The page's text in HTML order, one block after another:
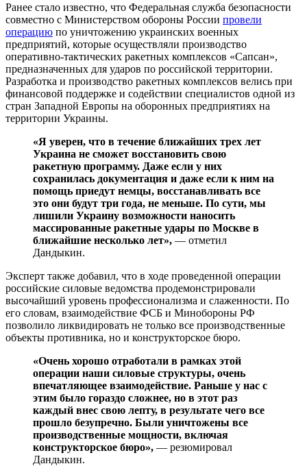
Ранее стало известно, что Федеральная служба безопасности
совместно с Министерством обороны России провели
операцию по уничтожению украинских военных
предприятий, которые осуществляли производство
оперативно-тактических ракетных комплексов «Сапсан»,
предназначенных для ударов по российской территории.
Разработка и производство ракетных комплексов велись при
финансовой поддержке и содействии специалистов одной из
стран Западной Европы на оборонных предприятиях на
территории Украины.
«Я уверен, что в течение ближайших трех лет
Украина не сможет восстановить свою
ракетную программу. Даже если у них
сохранилась документация и даже если к ним на
помощь приедут немцы, восстанавливать все
это они будут три года, не меньше. По сути, мы
лишили Украину возможности наносить
массированные ракетные удары по Москве в
ближайшие несколько лет», — отметил
Дандыкин.
Эксперт также добавил, что в ходе проведенной операции
российские силовые ведомства продемонстрировали
высочайший уровень профессионализма и слаженности. По
его словам, взаимодействие ФСБ и Минобороны РФ
позволило ликвидировать не только все производственные
объекты противника, но и конструкторское бюро.
«Очень хорошо отработали в рамках этой
операции наши силовые структуры, очень
впечатляющее взаимодействие. Раньше у нас с
этим было гораздо сложнее, но в этот раз
каждый внес свою лепту, в результате чего все
прошло безупречно. Были уничтожены все
производственные мощности, включая
конструкторское бюро», — резюмировал
Дандыкин.